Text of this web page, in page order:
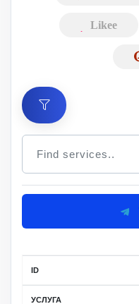
Likee
ID Услуга
за 1
шт.